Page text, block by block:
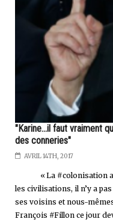
"Karine...il faut vraiment
des conneries"
AVRIL 14TH, 2017
« La #colonisation a
les civilisations, il n’y a
ses voisins et nous-
François #Fillon ce jour